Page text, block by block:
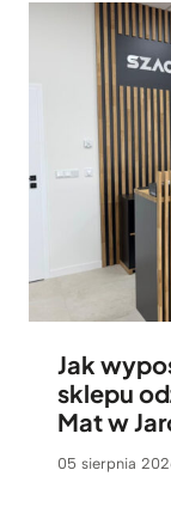
Jak
sklepu
Mat w
05 sierpnia